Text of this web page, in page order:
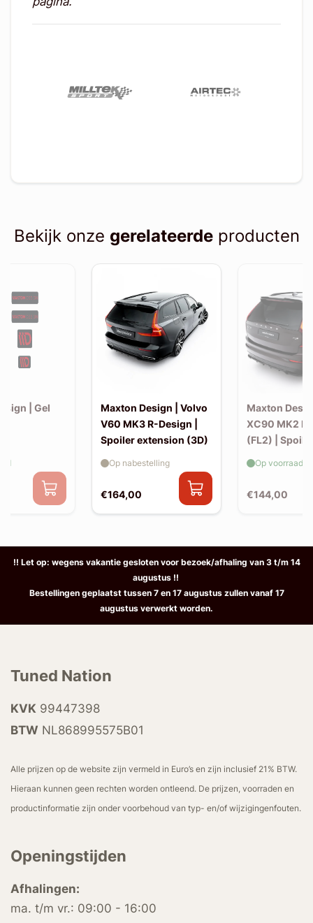
Bekijk onze gerelateerdeproducten
| Gel
Maxton Design | Volvo
V60 MK3 R-Design |
Spoiler extension (3D)
€164,00
Op nabestelling
Maxton
XC90 MK2
(FL2) |
extension
€144,00
Op voorraad
!! Let op: wegens vakantie gesloten voor bezoek/afhaling van 3 t/m 14
augustus !!
Bestellingen geplaatst tussen 7 en 17 augustus zullen vanaf 17
augustus verwerkt worden.
Tuned Nation
KVK 99447398
BTW NL868995575B01
Alle prijzen op de website zijn vermeld in Euro’s en zijn inclusief 21% BTW.
Hieraan kunnen geen rechten worden ontleend. De prijzen, voorraden en
productinformatie zijn onder voorbehoud van typ- en/of wijzigingenfouten.
Openingstijden
Afhalingen:
ma. t/m vr.: 09:00 - 16:00